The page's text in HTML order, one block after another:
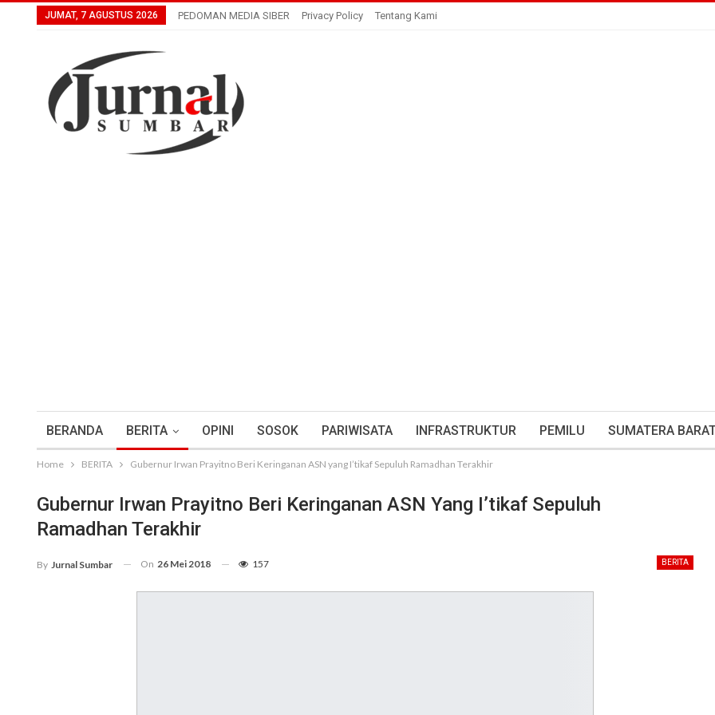
JUMAT, 7 AGUSTUS 2026 PEDOMAN MEDIA SIBER Privacy Policy Tentang Kami
BERANDA BERITA OPINI SOSOK PARIWISATA INFRASTRUKTUR PEMILU SUMATERA
Home BERITA Gubernur Irwan Prayitno Beri Keringanan ASN yang I’tikaf Sepuluh Ramadhan Terakhir
Gubernur Irwan Prayitno Beri Keringanan ASN Yang I’tikaf Sepuluh
Ramadhan Terakhir
BERITA
By Jurnal Sumbar On 26 Mei 2018 157